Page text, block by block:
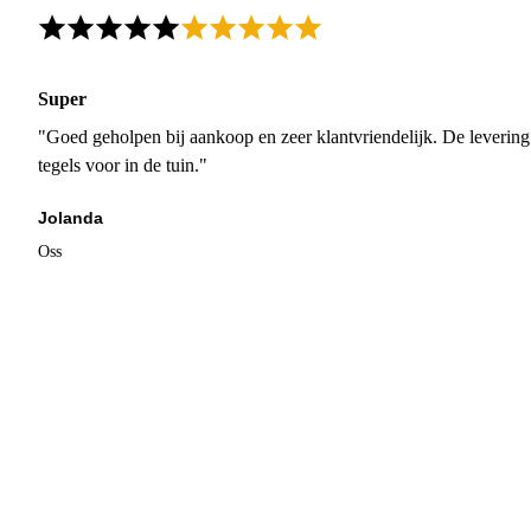
Super
"Goed geholpen bij aankoop en zeer klantvriendelijk. De
tegels voor in de tuin."
Jolanda
Oss